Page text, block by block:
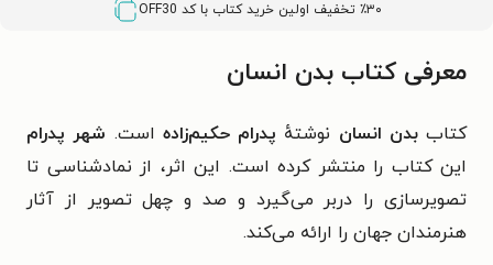
٪۳۰ تخفیف اولین خرید کتاب با کد OFF30
معرفی کتاب بدن انسان
کتاببدن انسان نوشتهٔ پدرام حکیم‌زاده است. شهر پدرام
این کتاب را منتشر کرده است. این اثر، از نمادشناسی تا
تصویرسازی را دربر می‌گیرد و صد و چهل تصویر از آثار
هنرمندان جهان را ارائه می‌کند.